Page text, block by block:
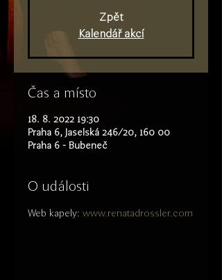
Zpět
Kalendář akcí
Čas a místo
18. 8. 2022 19:30
Praha 6, Jaselská 246/20, 160 00
Praha 6 - Bubeneč
O události
Web kapely: www.renatadrossler.com